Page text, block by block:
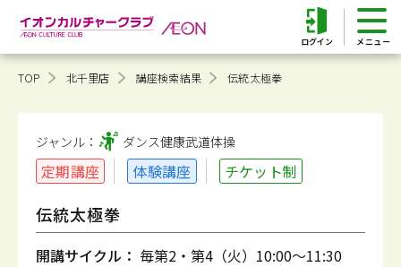
ログイン
TOP 北千里店 講座検索結果 伝統太極拳
ジャンル： ダンス健康武道体操
定期講座 体験講座 チケット制
伝統太極拳
開講サイクル： 毎第2・第4（火）10:00～11:30